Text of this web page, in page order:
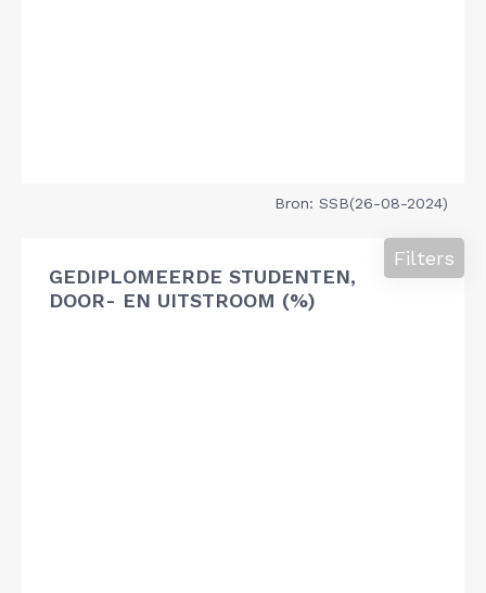
Bron: SSB(26-08-2024)
GEDIPLOMEERDE STUDENTEN,
DOOR- EN UITSTROOM (%)
Filters